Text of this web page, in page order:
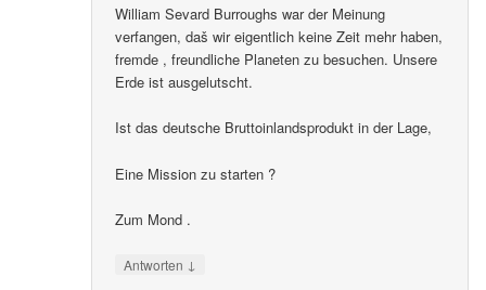
William Sevard Burroughs war der Meinung
verfangen, daš wir eigentlich keine Zeit mehr haben,
fremde , freundliche Planeten zu besuchen. Unsere
Erde ist ausgelutscht.
Ist das deutsche Bruttoinlandsprodukt in der Lage,
Eine Mission zu starten ?
Zum Mond .
Antworten ↓